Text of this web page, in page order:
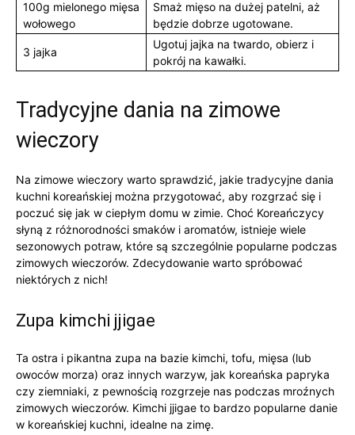
100g mielonego mięsa
⁤wołowego
Smaż mięso na dużej patelni, aż
będzie dobrze⁤ ugotowane.
3‍ jajka
Ugotuj jajka na twardo,​ obierz ⁣i⁢
pokrój na kawałki.
Tradycyjne dania na zimowe
wieczory
Na zimowe wieczory warto ⁤sprawdzić, ⁢jakie‍ tradycyjne dania⁣
kuchni ‌koreańskiej można⁣ przygotować,⁣ aby​ rozgrzać się i
poczuć się ‌jak w ciepłym‍ domu w zimie.‌ Choć Koreańczycy
słyną⁢ z ⁤różnorodności smaków i aromatów, istnieje wiele
sezonowych‌ potraw, które ⁤są szczególnie popularne podczas
zimowych wieczorów. Zdecydowanie warto⁤ spróbować
niektórych z nich!
Zupa kimchi jjigae
Ta ostra‍ i ​pikantna zupa na bazie kimchi,⁢ tofu,⁤ mięsa (lub
owoców morza) oraz innych warzyw, jak koreańska papryka
czy ziemniaki, z pewnością rozgrzeje nas podczas mroźnych
⁢zimowych⁣ wieczorów. Kimchi ‍jjigae to bardzo ​popularne danie
⁢w koreańskiej kuchni,⁤ idealne na zimę.